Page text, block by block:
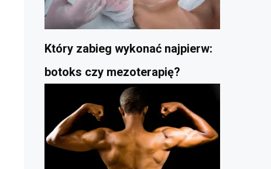
Który zabieg wykonać najpierw:
botoks czy mezoterapię?